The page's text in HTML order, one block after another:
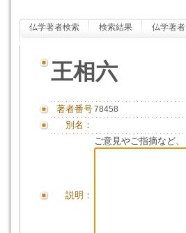
仏学著者検索 検索結果 仏学著
王相六
著者番号78458
別名：
説明：
ご意見やご指摘など